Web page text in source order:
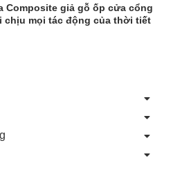
Composite giả gỗ ốp cửa cổng
chịu mọi tác động của thời tiết